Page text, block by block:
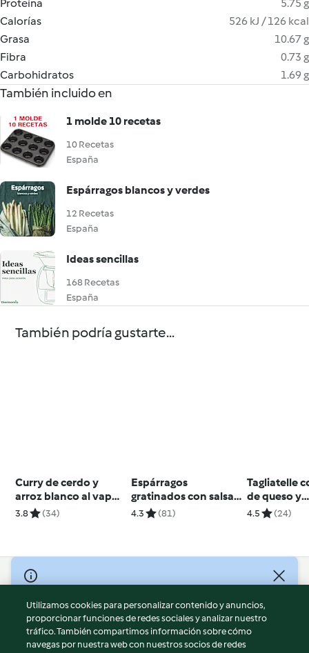
Proteína
5.75 g
Calorías
526 kJ / 126 kcal
Grasa
10.67 g
Fibra
0.73 g
Carbohidratos
1.69 g
También incluido en
1 molde 10 recetas
10 Recetas
España
Espárragos blancos y verdes
12 Recetas
España
Ideas sencillas
168 Recetas
España
También podría gustarte...
Curry de cerdo y
arroz blanco al vapor
- India
3.8 (34)
Espárragos
gratinados con salsa
de queso
4.3 (81)
Tagliatelle
de queso y
espárragos
4.5 (24)
© Copyright 2026
Términos de uso
Política de privacidad
Aviso legal
Utilizamos cookies para personalizar contenido y anuncios,
proporcionar funciones de redes sociales y analizar nuestro
tráfico. También compartimos información sobre cómo
navegas por nuestra web con nuestros socios de redes